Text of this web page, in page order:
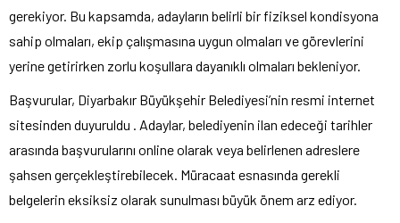
gerekiyor. Bu kapsamda, adayların belirli bir fiziksel kondisyona
sahip olmaları, ekip çalışmasına uygun olmaları ve görevlerini
yerine getirirken zorlu koşullara dayanıklı olmaları bekleniyor.
Başvurular, Diyarbakır Büyükşehir Belediyesi’nin resmi internet
sitesinden duyuruldu . Adaylar, belediyenin ilan edeceği tarihler
arasında başvurularını online olarak veya belirlenen adreslere
şahsen gerçekleştirebilecek. Müracaat esnasında gerekli
belgelerin eksiksiz olarak sunulması büyük önem arz ediyor.